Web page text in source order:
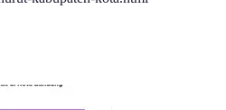
oleh kawasan yang terkenal
perdagangan, maupun jasa yang